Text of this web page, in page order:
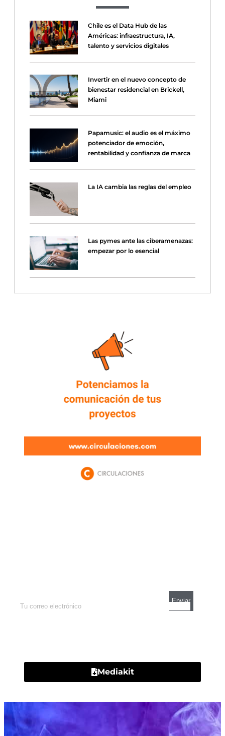
Chile es el Data Hub de las
Américas: infraestructura, IA,
talento y servicios digitales
Invertir en el nuevo concepto de
bienestar residencial en Brickell,
Miami
Papamusic: el audio es el máximo
potenciador de emoción,
rentabilidad y confianza de marca
La IA cambia las reglas del empleo
Las pymes ante las ciberamenazas:
empezar por lo esencial
Mediakit